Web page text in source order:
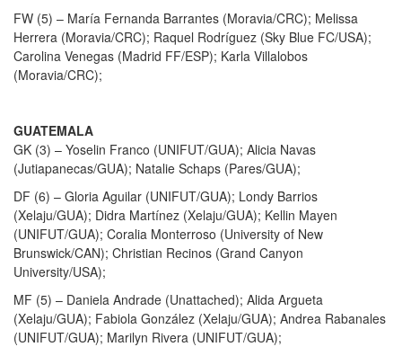
FW (5) – María Fernanda Barrantes (Moravia/CRC); Melissa
Herrera (Moravia/CRC); Raquel Rodríguez (Sky Blue FC/USA);
Carolina Venegas (Madrid FF/ESP); Karla Villalobos
(Moravia/CRC);
GUATEMALA
GK (3) – Yoselin Franco (UNIFUT/GUA); Alicia Navas
(Jutiapanecas/GUA); Natalie Schaps (Pares/GUA);
DF (6) – Gloria Aguilar (UNIFUT/GUA); Londy Barrios
(Xelaju/GUA); Didra Martínez (Xelaju/GUA); Kellin Mayen
(UNIFUT/GUA); Coralia Monterroso (University of New
Brunswick/CAN); Christian Recinos (Grand Canyon
University/USA);
MF (5) – Daniela Andrade (Unattached); Alida Argueta
(Xelaju/GUA); Fabiola González (Xelaju/GUA); Andrea Rabanales
(UNIFUT/GUA); Marilyn Rivera (UNIFUT/GUA);